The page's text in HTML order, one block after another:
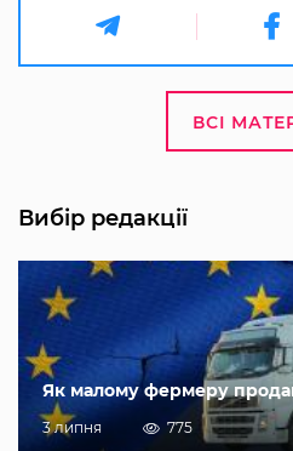
ВСІ
Вибір редакції
Як малому фермеру
3 липня 775